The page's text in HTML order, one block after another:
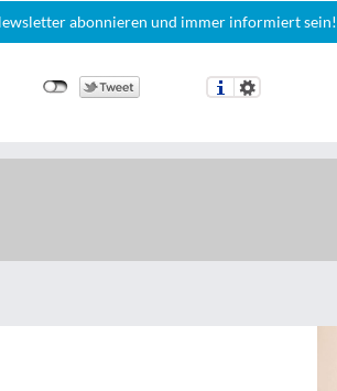
abonnieren und immer informiert sein!